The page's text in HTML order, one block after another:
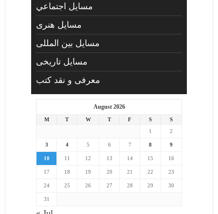
مسايل اجتماعي
مسايل هنری
مسایل بین المللی
مسایل تاریخی
معرفی و نقد کتب
August 2026
M T W T F S
S
1
2
3 4 5 6 7 8 9
10 11 12 13 14 15 16
17 18 19 20 21 22 23
24 25 26 27 28 29 30
31